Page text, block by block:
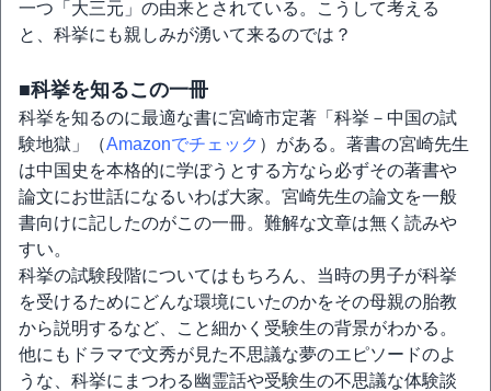
一つ「大三元」の由来とされている。こうして考える
と、科挙にも親しみが湧いて来るのでは？
■科挙を知るこの一冊
科挙を知るのに最適な書に宮崎市定著「科挙－中国の試
験地獄」（Amazonでチェック ）がある。著書の宮崎先生
は中国史を本格的に学ぼうとする方なら必ずその著書や
論文にお世話になるいわば大家。宮崎先生の論文を一般
書向けに記したのがこの一冊。難解な文章は無く読みや
すい。
科挙の試験段階についてはもちろん、当時の男子が科挙
を受けるためにどんな環境にいたのかをその母親の胎教
から説明するなど、こと細かく受験生の背景がわかる。
他にもドラマで文秀が見た不思議な夢のエピソードのよ
うな、科挙にまつわる幽霊話や受験生の不思議な体験談